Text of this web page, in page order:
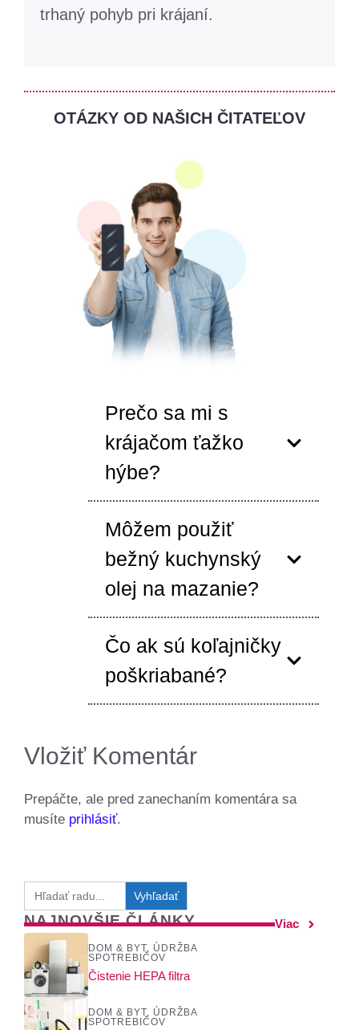
trhaný pohyb pri krájaní.
OTÁZKY OD NAŠICH ČITATEĽOV
Prečo sa mi s
krájačom ťažko
hýbe?
Môžem použiť
bežný kuchynský
olej na mazanie?
Čo ak sú koľajničky
poškriabané?
Vložiť Komentár
Prepáčte, ale pred zanechaním komentára sa
musíte prihlásiť.
for:
NAJNOVŠIE ČLÁNKY Viac
DOM & BYT, ÚDRŽBA
SPOTREBIČOV
Čistenie HEPA filtra
DOM & BYT, ÚDRŽBA
SPOTREBIČOV